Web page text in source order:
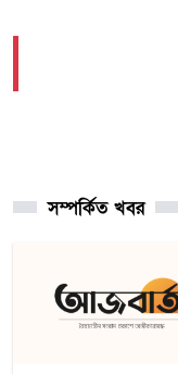
সম্পর্কিত খবর